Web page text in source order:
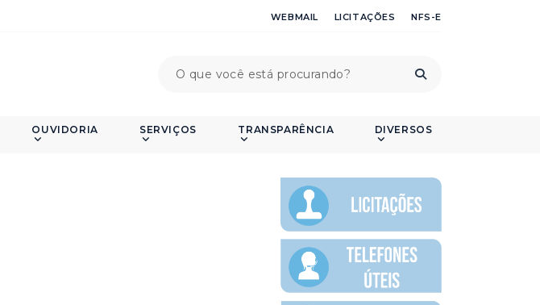
WEBMAIL LICITAÇÕES NFS-E
OUVIDORIA SERVIÇOS TRANSPARÊNCIA DIVERSOS